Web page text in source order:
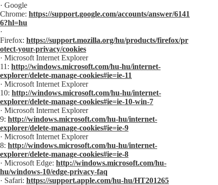
· Google
Chrome: https://support.google.com/accounts/answer/6141
6?hl=hu
·
Firefox: https://support.mozilla.org/hu/products/firefox/pr
otect-your-privacy/cookies
· Microsoft Internet Explorer
11: http://windows.microsoft.com/hu-hu/internet-
explorer/delete-manage-cookies#ie=ie-11
· Microsoft Internet Explorer
10: http://windows.microsoft.com/hu-hu/internet-
explorer/delete-manage-cookies#ie=ie-10-win-7
· Microsoft Internet Explorer
9: http://windows.microsoft.com/hu-hu/internet-
explorer/delete-manage-cookies#ie=ie-9
· Microsoft Internet Explorer
8: http://windows.microsoft.com/hu-hu/internet-
explorer/delete-manage-cookies#ie=ie-8
· Microsoft Edge: http://windows.microsoft.com/hu-
hu/windows-10/edge-privacy-faq
· Safari: https://support.apple.com/hu-hu/HT201265